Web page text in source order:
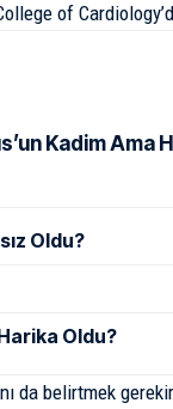
of
Kadim Ama
Oldu?
Oldu?
da belirtmek